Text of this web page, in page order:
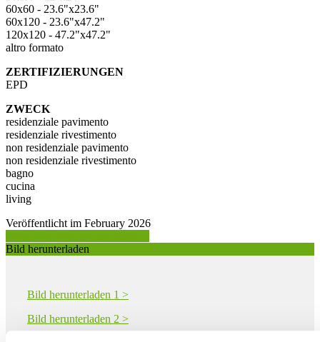
60x60 - 23.6"x23.6"
60x120 - 23.6"x47.2"
120x120 - 47.2"x47.2"
altro formato
ZERTIFIZIERUNGEN
EPD
ZWECK
residenziale pavimento
residenziale rivestimento
non residenziale pavimento
non residenziale rivestimento
bagno
cucina
living
Veröffentlicht im February 2026
Bild herunterladen
Bild herunterladen 1 >
Bild herunterladen 2 >